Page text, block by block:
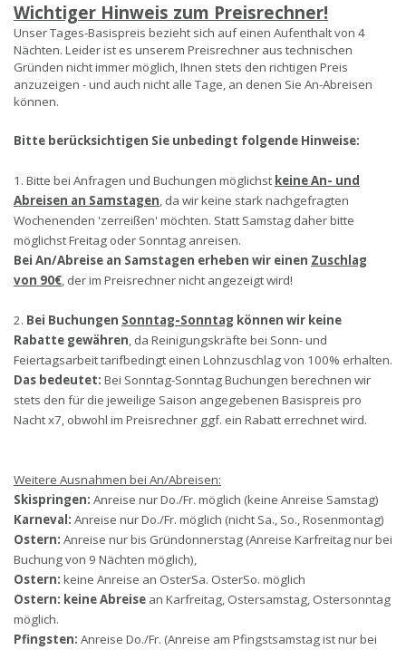
Wichtiger Hinweis zum Preisrechner!
Unser Tages-Basispreis bezieht sich auf einen Aufenthalt von 4
Nächten. Leider ist es unserem Preisrechner aus technischen
Gründen nicht immer möglich, Ihnen stets den richtigen Preis
anzuzeigen - und auch nicht alle Tage, an denen Sie An-Abreisen
können.
Bitte berücksichtigen Sie unbedingt folgende Hinweise:
1. Bitte bei Anfragen und Buchungen möglichst keine An- und
Abreisen an Samstagen, da wir keine stark nachgefragten
Wochenenden 'zerreißen' möchten. Statt Samstag daher bitte
möglichst Freitag oder Sonntag anreisen.
Bei An/Abreise an Samstagen erheben wir einen Zuschlag
von 90€, der im Preisrechner nicht angezeigt wird!
2. Bei Buchungen Sonntag-Sonntag können wir keine
Rabatte gewähren, da Reinigungskräfte bei Sonn- und
Feiertagsarbeit tarifbedingt einen Lohnzuschlag von 100% erhalten.
Das bedeutet: Bei Sonntag-Sonntag Buchungen berechnen wir
stets den für die jeweilige Saison angegebenen Basispreis pro
Nacht x7, obwohl im Preisrechner ggf. ein Rabatt errechnet wird.
Weitere Ausnahmen bei An/Abreisen:
Skispringen: Anreise nur Do./Fr. möglich (keine Anreise Samstag)
Karneval: Anreise nur Do./Fr. möglich (nicht Sa., So., Rosenmontag)
Ostern: Anreise nur bis Gründonnerstag (Anreise Karfreitag nur bei
Buchung von 9 Nächten möglich),
Ostern: keine Anreise an OsterSa. OsterSo. möglich
Ostern: keine Abreise an Karfreitag, Ostersamstag, Ostersonntag
möglich.
Pfingsten: Anreise Do./Fr. (Anreise am Pfingstsamstag ist nur bei